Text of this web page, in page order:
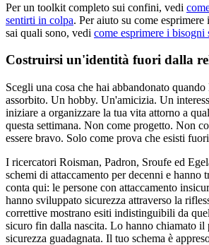
Per un toolkit completo sui confini, vedi
sentirti in colpa. Per aiuto su come
sai quali sono, vedi come esprimere i bisogni
Costruirsi un'identità fuori dalla
Scegli una cosa che hai abbandonato
assorbito. Un hobby. Un'amicizia. Un
iniziare a organizzare la tua vita attorno a
questa settimana. Non come progetto. Non
essere bravo. Solo come prova che esisti
I ricercatori Roisman, Padron, Sroufe ed
schemi di attaccamento per decenni e hanno
conta qui: le persone con attaccamento
hanno sviluppato sicurezza attraverso la
correttive mostrano esiti indistinguibili da
sicuro fin dalla nascita. Lo hanno chiamato il
sicurezza guadagnata. Il tuo schema è